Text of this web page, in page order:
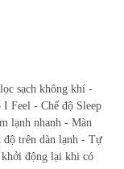
khách, phòng
lập tức, tiết kiệm
nhiệt độ theo vị trí
vi khuẩn và bụi bẩn
trường, giúp làm
sạch không khí -
I Feel - Chế độ Sleep
lạnh nhanh - Màn
trên dàn lạnh - Tự
động lại khi có